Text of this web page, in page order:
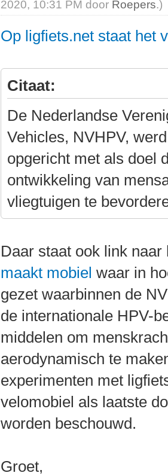
2020, 10:31 PM door Roepers.)
Op ligfiets.net staat het
Citaat:
De Nederlandse
Vehicles, NVHPV,
opgericht met als doel
ontwikkeling van
vliegtuigen te
Daar staat ook link
maakt mobiel waar in
gezet waarbinnen de
de internationale HPV-
middelen om
aerodynamisch te
experimenten met
velomobiel als laatste
worden beschouwd.
Groet,